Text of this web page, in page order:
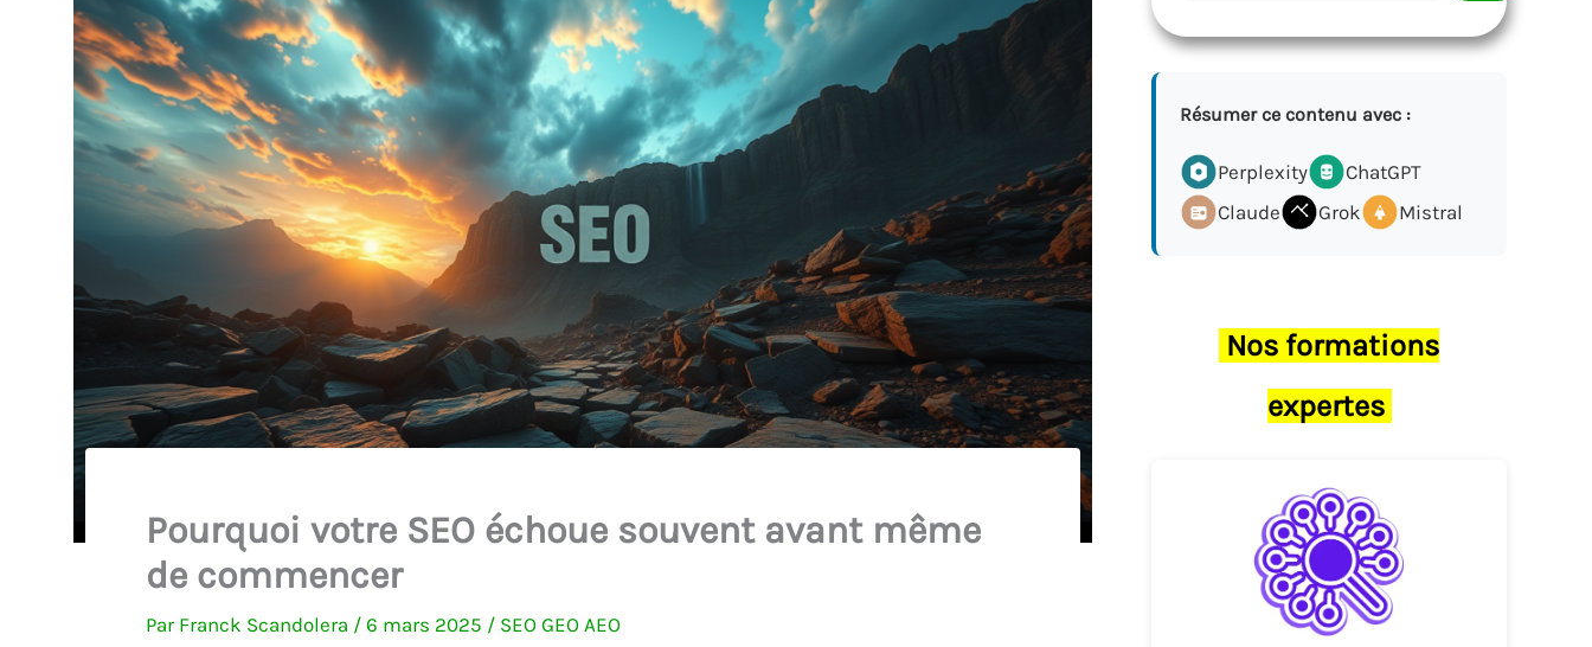
Pourquoi votre SEO échoue souvent avant même
de commencer
Par Franck Scandolera / 6 mars 2025 / SEO GEO AEO
Résumer ce contenu avec :
Perplexity
ChatGPT
Claude
Grok Mistral
Nos formations
expertes